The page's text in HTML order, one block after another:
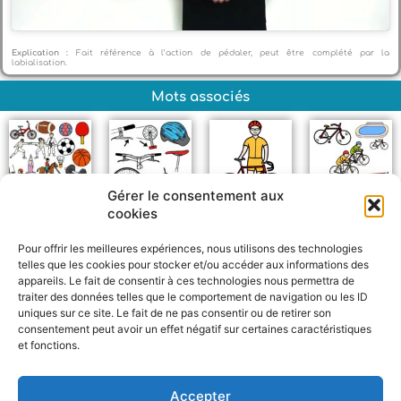
Gérer le consentement aux
cookies
Pour offrir les meilleures expériences, nous utilisons des technologies
telles que les cookies pour stocker et/ou accéder aux informations des
appareils. Le fait de consentir à ces technologies nous permettra de
traiter des données telles que le comportement de navigation ou les ID
uniques sur ce site. Le fait de ne pas consentir ou de retirer son
consentement peut avoir un effet négatif sur certaines caractéristiques
et fonctions.
Accepter
Explication :
Fait référence à l’action de pédaler, peut être complété par la
labialisation.
Mots associés
Vélo + Cyclisme
a
h
e
s
a